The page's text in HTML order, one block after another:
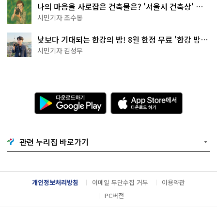
나의 마음을 사로잡은 건축물은? '서울시 건축상' 수
상작 공개!
시민기자 조수봉
낮보다 기대되는 한강의 밤! 8월 한정 무료 '한강 밤
핑' 예약은?
시민기자 김성무
다
운
로
기
G
o
g
l
e
l
A
p
p
e
서
다
운
드
관련 누리집 바로가기
개인정보처리방침 이메일 무단수집 거부
이용약관
PC버전